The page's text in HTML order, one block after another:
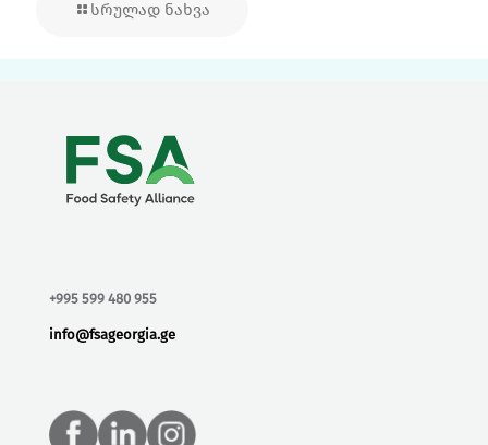
სრულად ნახვა
+995 599 480 955
info@fsageorgia.ge